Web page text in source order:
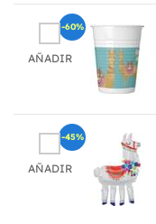
AÑADIR
-60%
AÑADIR
-45%